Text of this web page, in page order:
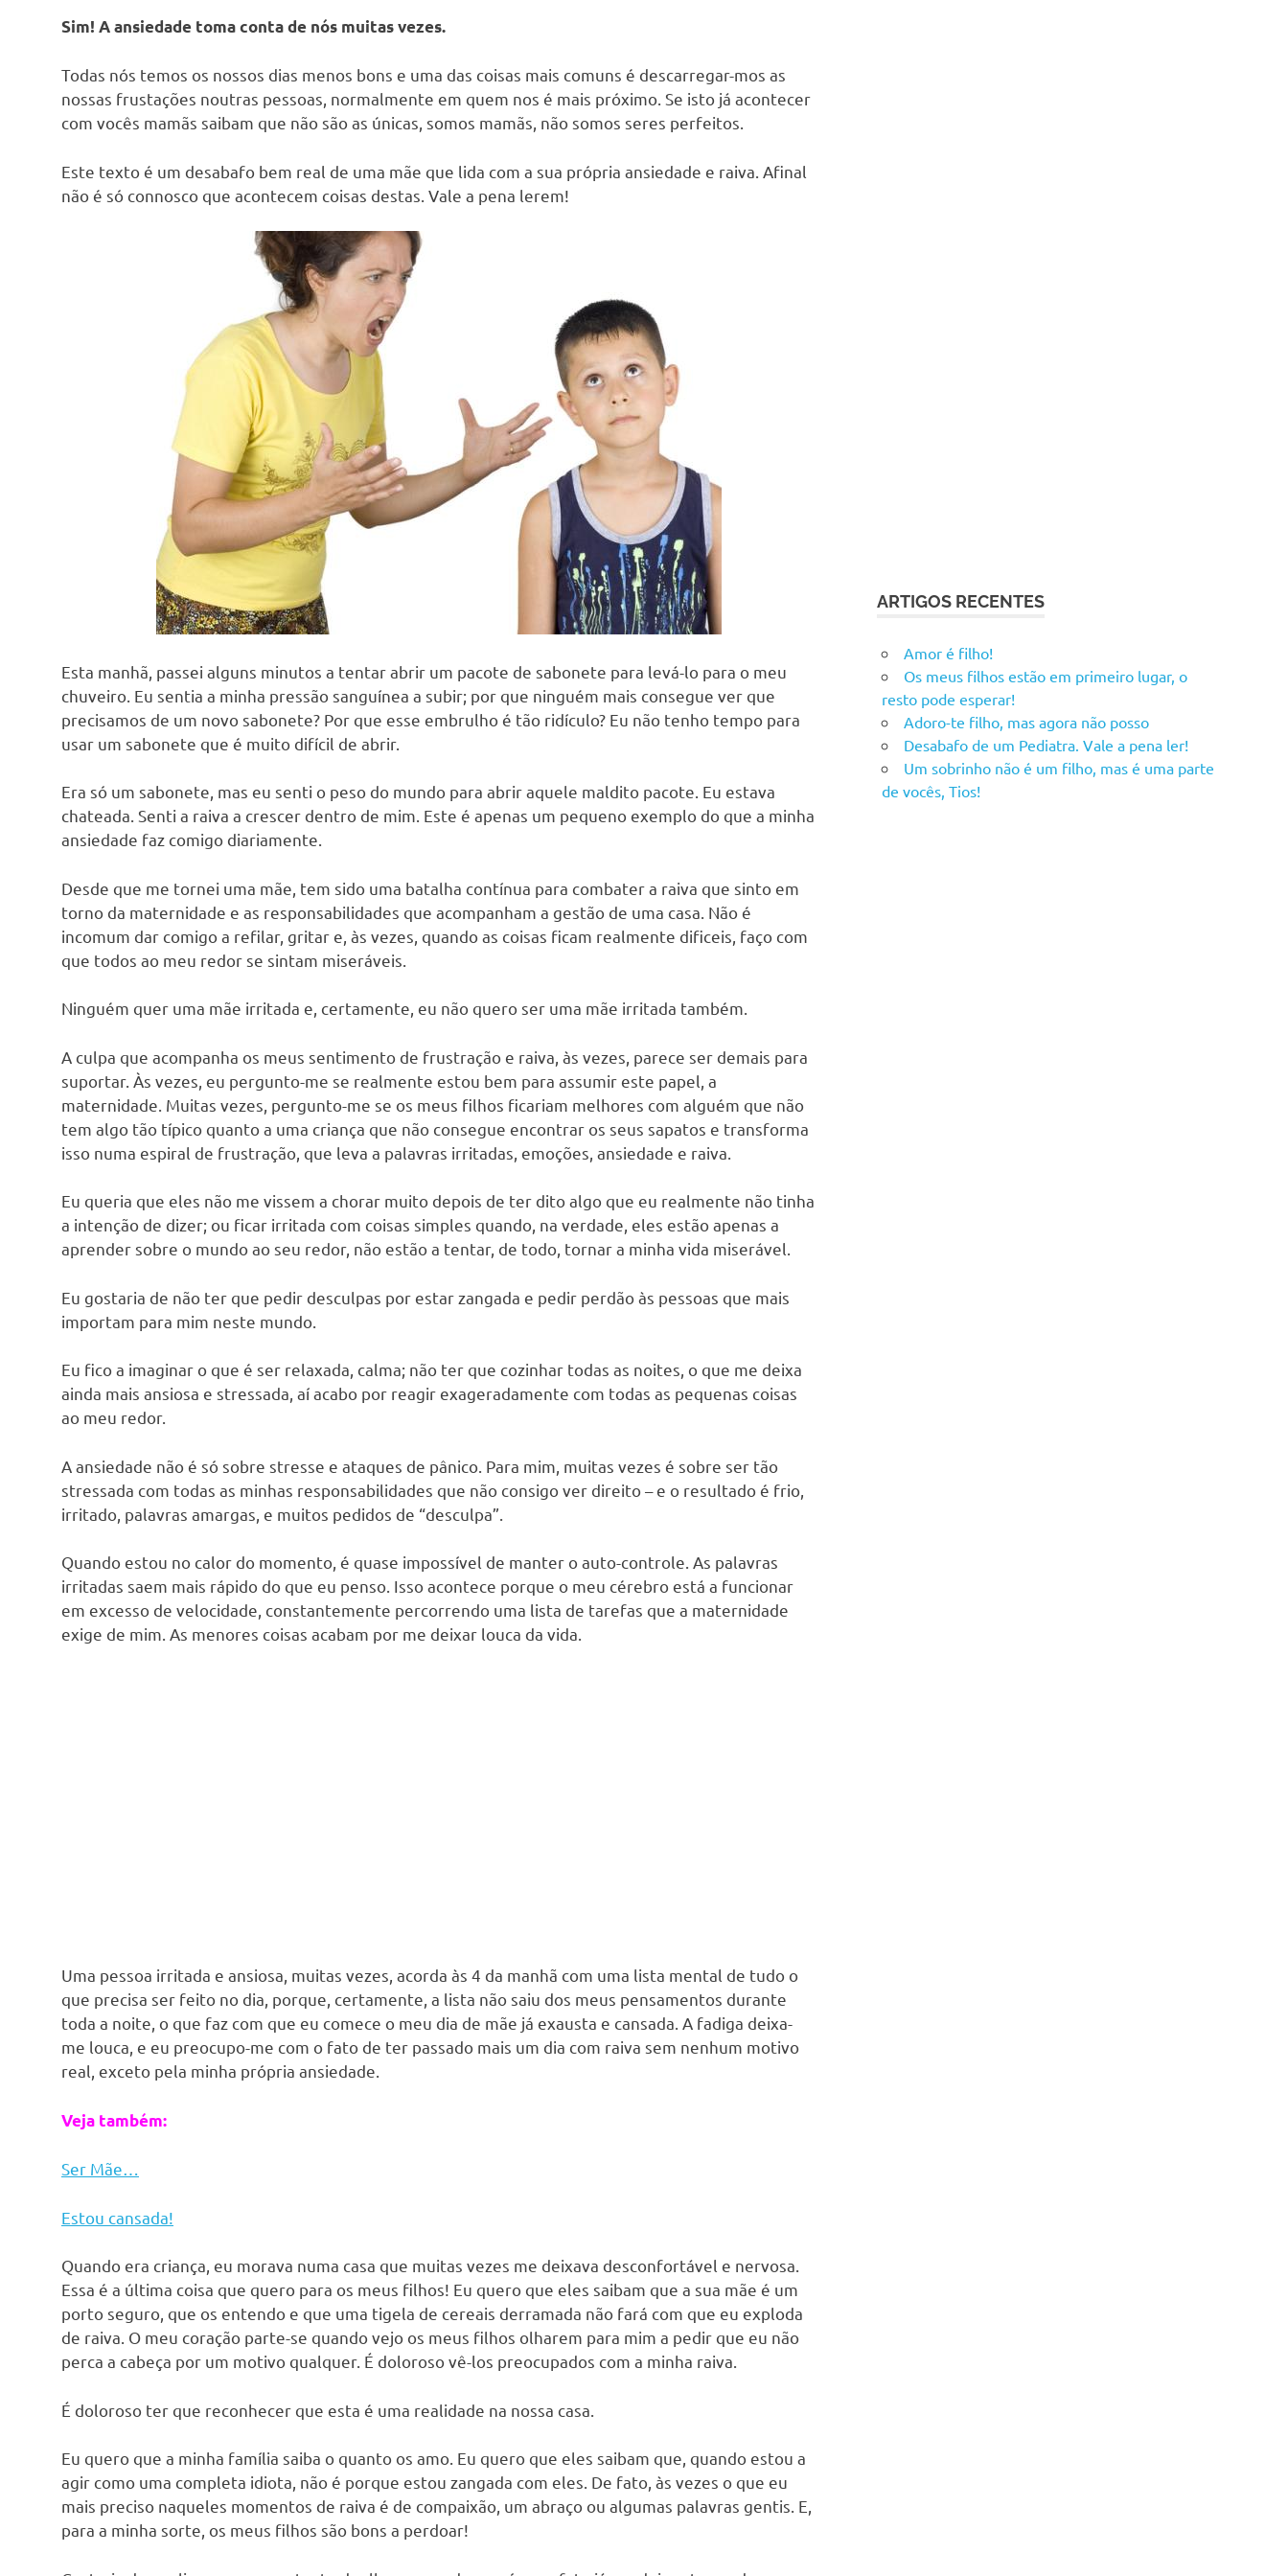
Sim! A ansiedade toma conta de nós muitas vezes.
Todas nós temos os nossos dias menos bons e uma das coisas mais comuns é descarregar-mos as
nossas frustações noutras pessoas, normalmente em quem nos é mais próximo. Se isto já acontecer
com vocês mamãs saibam que não são as únicas, somos mamãs, não somos seres perfeitos.
Este texto é um desabafo bem real de uma mãe que lida com a sua própria ansiedade e raiva. Afinal
não é só connosco que acontecem coisas destas. Vale a pena lerem!
Esta manhã, passei alguns minutos a tentar abrir um pacote de sabonete para levá-lo para o meu
chuveiro. Eu sentia a minha pressão sanguínea a subir; por que ninguém mais consegue ver que
precisamos de um novo sabonete? Por que esse embrulho é tão ridículo? Eu não tenho tempo para
usar um sabonete que é muito difícil de abrir.
Era só um sabonete, mas eu senti o peso do mundo para abrir aquele maldito pacote. Eu estava
chateada. Senti a raiva a crescer dentro de mim. Este é apenas um pequeno exemplo do que a minha
ansiedade faz comigo diariamente.
Desde que me tornei uma mãe, tem sido uma batalha contínua para combater a raiva que sinto em
torno da maternidade e as responsabilidades que acompanham a gestão de uma casa. Não é
incomum dar comigo a refilar, gritar e, às vezes, quando as coisas ficam realmente dificeis, faço com
que todos ao meu redor se sintam miseráveis.
Ninguém quer uma mãe irritada e, certamente, eu não quero ser uma mãe irritada também.
A culpa que acompanha os meus sentimento de frustração e raiva, às vezes, parece ser demais para
suportar. Às vezes, eu pergunto-me se realmente estou bem para assumir este papel, a
maternidade. Muitas vezes, pergunto-me se os meus filhos ficariam melhores com alguém que não
tem algo tão típico quanto a uma criança que não consegue encontrar os seus sapatos e transforma
isso numa espiral de frustração, que leva a palavras irritadas, emoções, ansiedade e raiva.
Eu queria que eles não me vissem a chorar muito depois de ter dito algo que eu realmente não tinha
a intenção de dizer; ou ficar irritada com coisas simples quando, na verdade, eles estão apenas a
aprender sobre o mundo ao seu redor, não estão a tentar, de todo, tornar a minha vida miserável.
Eu gostaria de não ter que pedir desculpas por estar zangada e pedir perdão às pessoas que mais
importam para mim neste mundo.
Eu fico a imaginar o que é ser relaxada, calma; não ter que cozinhar todas as noites, o que me deixa
ainda mais ansiosa e stressada, aí acabo por reagir exageradamente com todas as pequenas coisas
ao meu redor.
A ansiedade não é só sobre stresse e ataques de pânico. Para mim, muitas vezes é sobre ser tão
stressada com todas as minhas responsabilidades que não consigo ver direito – e o resultado é frio,
irritado, palavras amargas, e muitos pedidos de “desculpa”.
Quando estou no calor do momento, é quase impossível de manter o auto-controle. As palavras
irritadas saem mais rápido do que eu penso. Isso acontece porque o meu cérebro está a funcionar
em excesso de velocidade, constantemente percorrendo uma lista de tarefas que a maternidade
exige de mim. As menores coisas acabam por me deixar louca da vida.
Uma pessoa irritada e ansiosa, muitas vezes, acorda às 4 da manhã com uma lista mental de tudo o
que precisa ser feito no dia, porque, certamente, a lista não saiu dos meus pensamentos durante
toda a noite, o que faz com que eu comece o meu dia de mãe já exausta e cansada. A fadiga deixa-
me louca, e eu preocupo-me com o fato de ter passado mais um dia com raiva sem nenhum motivo
real, exceto pela minha própria ansiedade.
Veja também:
Ser Mãe…
Estou cansada!
Quando era criança, eu morava numa casa que muitas vezes me deixava desconfortável e nervosa.
Essa é a última coisa que quero para os meus filhos! Eu quero que eles saibam que a sua mãe é um
porto seguro, que os entendo e que uma tigela de cereais derramada não fará com que eu exploda
de raiva. O meu coração parte-se quando vejo os meus filhos olharem para mim a pedir que eu não
perca a cabeça por um motivo qualquer. É doloroso vê-los preocupados com a minha raiva.
É doloroso ter que reconhecer que esta é uma realidade na nossa casa.
Eu quero que a minha família saiba o quanto os amo. Eu quero que eles saibam que, quando estou a
agir como uma completa idiota, não é porque estou zangada com eles. De fato, às vezes o que eu
mais preciso naqueles momentos de raiva é de compaixão, um abraço ou algumas palavras gentis. E,
para a minha sorte, os meus filhos são bons a perdoar!
ARTIGOS RECENTES
Amor é filho!
Os meus filhos estão em primeiro lugar, o
resto pode esperar!
Adoro-te filho, mas agora não posso
Desabafo de um Pediatra. Vale a pena ler!
Um sobrinho não é um filho, mas é uma parte
de vocês, Tios!